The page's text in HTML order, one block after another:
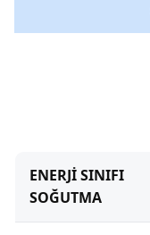
ENERJİ SINIFI
SOĞUTMA